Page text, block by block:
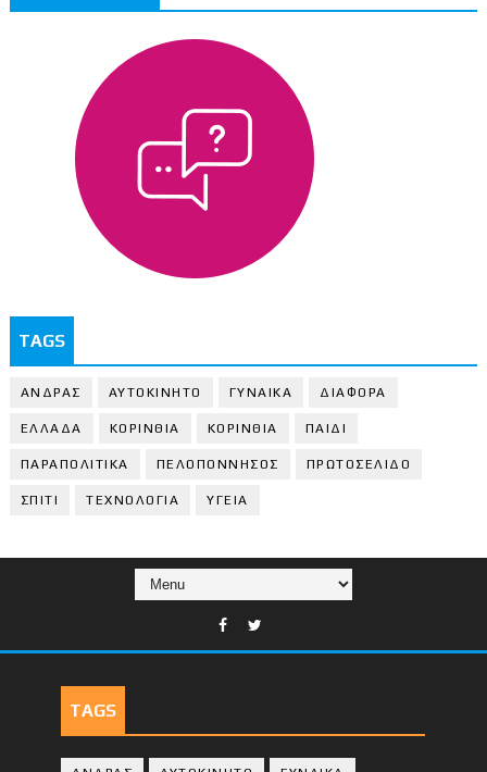
TAGS
ΑΝΔΡΑΣ ΑΥΤΟΚΙΝΗΤΟ ΓΥΝΑΙΚΑ ΔΙΑΦΟΡΑ
ΕΛΛΑΔΑ ΚΟΡΙΝΘΙΑ ΚΟΡΙΝΘΙA ΠΑΙΔΙ
ΠΑΡΑΠΟΛΙΤΙΚΑ ΠΕΛΟΠΟΝΝΗΣΟΣ ΠΡΩΤΟΣΕΛΙΔΟ
ΣΠΙΤΙ ΤΕΧΝΟΛΟΓΙΑ ΥΓΕΙΑ
TAGS